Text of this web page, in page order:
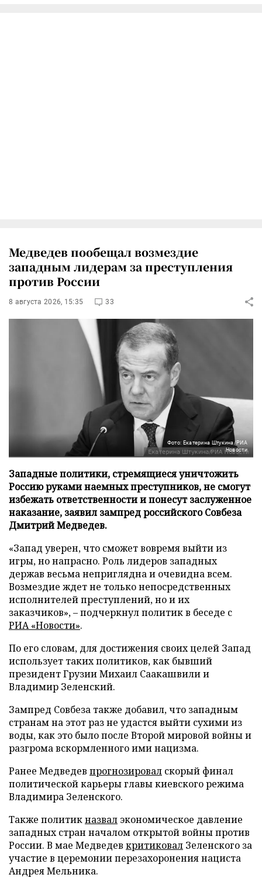
Медведев пообещал возмездие
западным лидерам за преступления
против России
8 августа 2026, 15:35 33
Фото: Екатерина Штукина/РИА
Новости
Западные политики, стремящиеся уничтожить
Россию руками наемных преступников, не смогут
избежать ответственности и понесут заслуженное
наказание, заявил зампред российского Совбеза
Дмитрий Медведев.
«Запад уверен, что сможет вовремя выйти из
игры, но напрасно. Роль лидеров западных
держав весьма неприглядна и очевидна всем.
Возмездие ждет не только непосредственных
исполнителей преступлений, но и их
заказчиков», – подчеркнул политик в беседе с
РИА «Новости».
По его словам, для достижения своих целей Запад
использует таких политиков, как бывший
президент Грузии Михаил Саакашвили и
Владимир Зеленский.
Зампред Совбеза также добавил, что западным
странам на этот раз не удастся выйти сухими из
воды, как это было после Второй мировой войны и
разгрома вскормленного ими нацизма.
Ранее Медведев прогнозировал скорый финал
политической карьеры главы киевского режима
Владимира Зеленского.
Также политикназвал экономическое давление
западных стран началом открытой войны против
России. В мае Медведев критиковал Зеленского за
участие в церемонии перезахоронения нациста
Андрея Мельника.